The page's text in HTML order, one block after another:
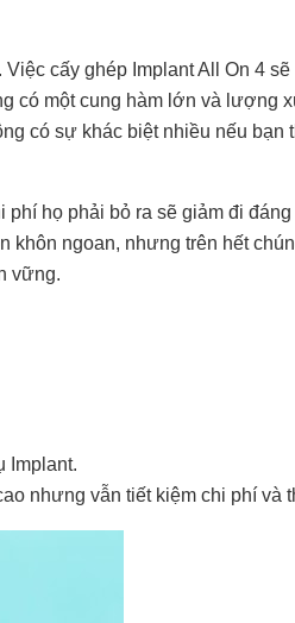
cấy ghép Implant All On 4
có một cung hàm lớn và lượng
có sự khác biệt nhiều nếu bạn
họ phải bỏ ra sẽ giảm đi
khôn ngoan, nhưng trên hết
vững.
Implant.
nhưng vẫn tiết kiệm chi phí và